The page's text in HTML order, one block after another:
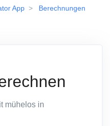
App
Berechnungen
mühelos in